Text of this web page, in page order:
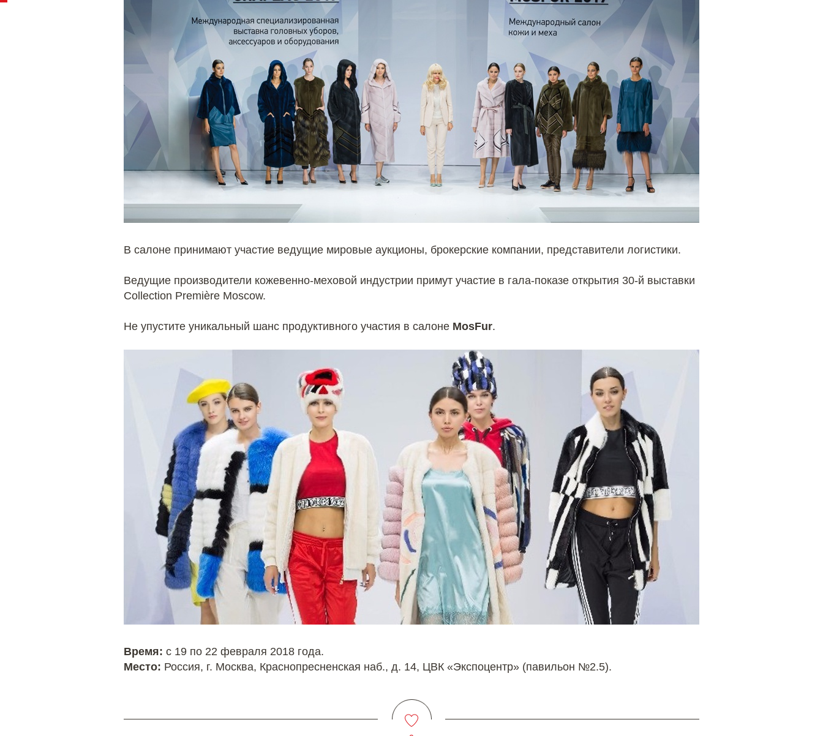
В салоне принимают участие ведущие мировые аукционы, брокерские компании, представители логистики.
Ведущие производители кожевенно-меховой индустрии примут участие в гала-показе открытия 30-й выставки
Collection Première Moscow.
Не упустите уникальный шанс продуктивного участия в салоне MosFur.
Время: с 19 по 22 февраля 2018 года.
Место: Россия, г. Москва, Краснопресненская наб., д. 14, ЦВК «Экспоцентр» (павильон №2.5).